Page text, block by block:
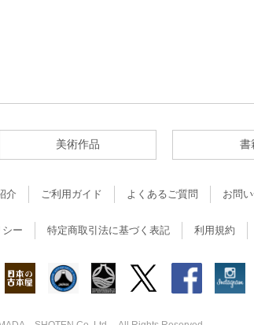
美術作品 書
介 ご利用ガイド よくあるご質問 お問
ー 特定商取引法に基づく表記 利用規約